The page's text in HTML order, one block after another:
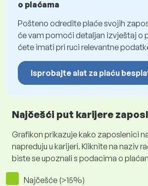
o plaćama
Pošteno odredite plaće svojih
će vam pomoći detaljan izvještaj o
ćete imati pri ruci relevantne
Isprobajte alat za plaću
Najčešći put karijere
Grafikon prikazuje kako zaposlenici
napreduju u karijeri. Kliknite na naziv
biste se upoznali s podacima o
Najčešće (>15%)